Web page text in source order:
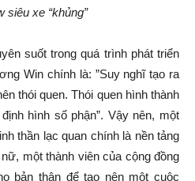
siêu xe “khủng”
suốt trong quá trình phát triển
Win chính là: ”Suy nghĩ tạo ra
thói quen. Thói quen hình thành
hình số phận”. Vậy nên, một
thần lạc quan chính là nền tảng
một thành viên của cộng đồng
bản thân để tạo nên một cuộc